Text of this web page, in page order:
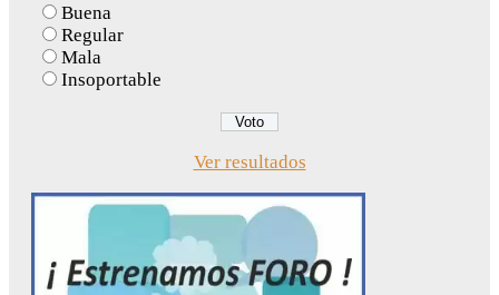
Buena
Regular
Mala
Insoportable
Ver resultados